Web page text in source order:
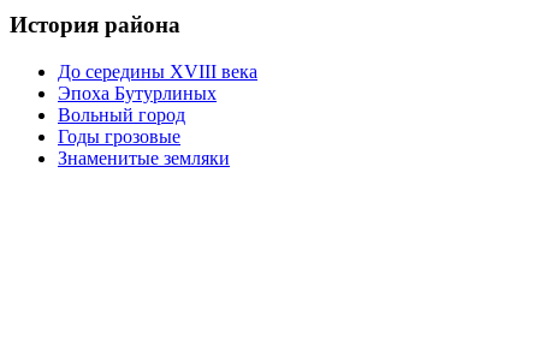
История района
До середины XVIII века
Эпоха Бутурлиных
Вольный город
Годы грозовые
Знаменитые земляки